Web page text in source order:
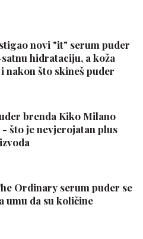
novi "it" serum puder
hidrataciju, a koža
nakon što skineš puder
brenda Kiko Milano
što je nevjerojatan plus
Ordinary serum puder se
umu da su količine